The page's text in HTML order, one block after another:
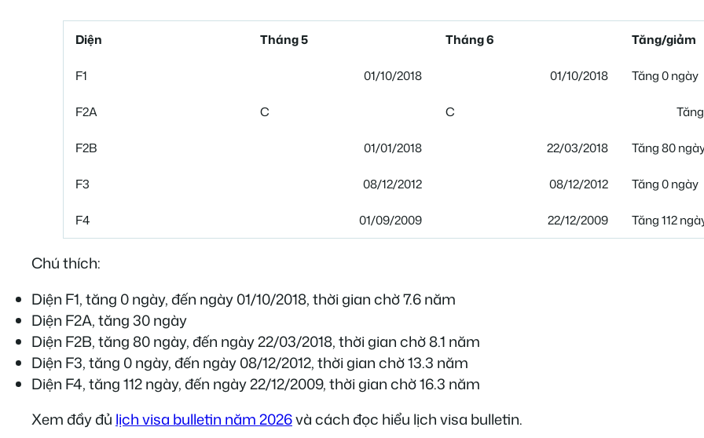
Diện Tháng 5 Tháng 6 Tăng/giảm
F1 01/10/2018 01/10/2018 Tăng 0 ngày
F2A C C
F2B 01/01/2018 22/03/2018 Tăng 80
F3 08/12/2012 08/12/2012 Tăng 0 ngày
F4 01/09/2009 22/12/2009 Tăng 112
Chú thích:
Diện F1, tăng 0 ngày, đến ngày 01/10/2018, thời gian chờ 7.6 năm
Diện F2A, tăng 30 ngày
Diện F2B, tăng 80 ngày, đến ngày 22/03/2018, thời gian chờ 8.1 năm
Diện F3, tăng 0 ngày, đến ngày 08/12/2012, thời gian chờ 13.3 năm
Diện F4, tăng 112 ngày, đến ngày 22/12/2009, thời gian chờ 16.3 năm
Xem đầy đủ lịch visa bulletin năm 2026và cách đọc hiểu lịch visa bulletin.